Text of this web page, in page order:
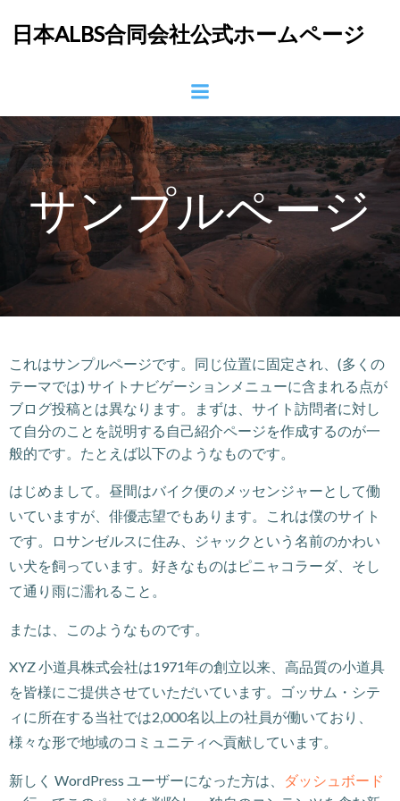
ン
ツ
へ
ス
キ
ッ
プ
日本ALBS合同会社公式ホームページ
サンプルページ
これはサンプルページです。同じ位置に固定され、(多くの
テーマでは) サイトナビゲーションメニューに含まれる点が
ブログ投稿とは異なります。まずは、サイト訪問者に対し
て自分のことを説明する自己紹介ページを作成するのが一
般的です。たとえば以下のようなものです。
はじめまして。昼間はバイク便のメッセンジャーとして働
いていますが、俳優志望でもあります。これは僕のサイト
です。ロサンゼルスに住み、ジャックという名前のかわい
い犬を飼っています。好きなものはピニャコラーダ、そし
て通り雨に濡れること。
または、このようなものです。
XYZ 小道具株式会社は1971年の創立以来、高品質の小道具
を皆様にご提供させていただいています。ゴッサム・シテ
ィに所在する当社では2,000名以上の社員が働いており、
様々な形で地域のコミュニティへ貢献しています。
新しく WordPress ユーザーになった方は、
ダッシュボード